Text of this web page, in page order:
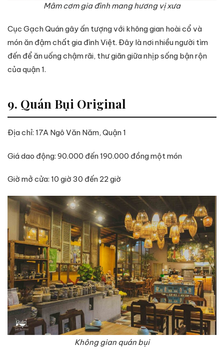
Mâm cơm gia đình mang hương vị xưa
Cục Gạch Quán gây ấn tượng với không gian hoài cổ và
món ăn đậm chất gia đình Việt. Đây là nơi nhiều người tìm
đến để ăn uống chậm rãi, thư giãn giữa nhịp sống bận rộn
của quận 1.
9. Quán Bụi Original
Địa chỉ: 17A Ngô Văn Năm, Quận 1
Giá dao động: 90.000 đến 190.000 đồng một món
Giờ mở cửa: 10 giờ 30 đến 22 giờ
Không gian quán bụi